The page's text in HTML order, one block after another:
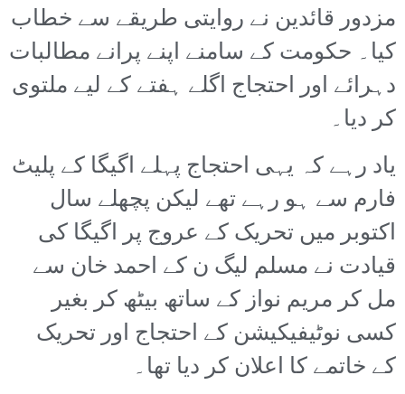
مزدور قائدین نے روایتی طریقے سے خطاب
کیا۔ حکومت کے سامنے اپنے پرانے مطالبات
دہرائے اور احتجاج اگلے ہفتے کے لیے ملتوی
کر دیا۔
یاد رہے کہ یہی احتجاج پہلے اگیگا کے پلیٹ
فارم سے ہو رہے تھے لیکن پچھلے سال
اکتوبر میں تحریک کے عروج پر اگیگا کی
قیادت نے مسلم لیگ ن کے احمد خان سے
مل کر مریم نواز کے ساتھ بیٹھ کر بغیر
کسی نوٹیفیکیشن کے احتجاج اور تحریک
کے خاتمے کا اعلان کر دیا تھا۔